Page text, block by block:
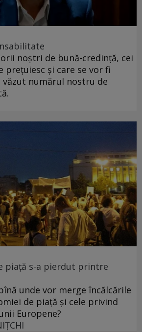
noștri de bună-credință, cei
prețuiesc și care se vor fi
numărul nostru de
piață s-a pierdut printre
unde vor merge încălcările
de piață și cele privind
Europene?